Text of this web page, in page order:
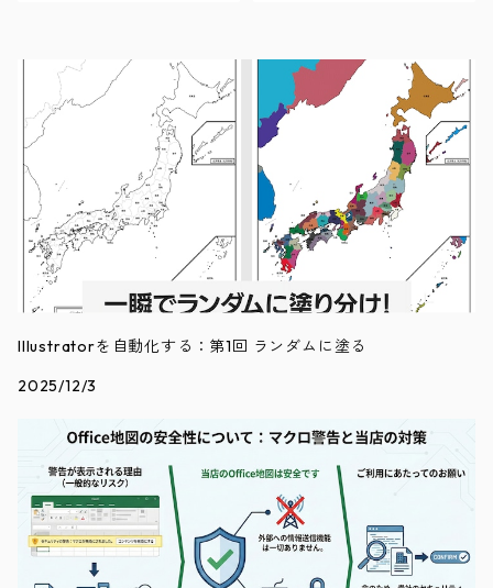
Illustratorを自動化する：第1回 ランダムに塗る
2025/12/3